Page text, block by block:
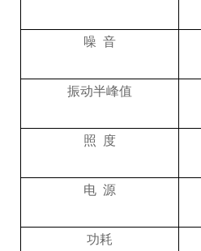
噪 音
振动半峰值
照 度
电 源
功耗